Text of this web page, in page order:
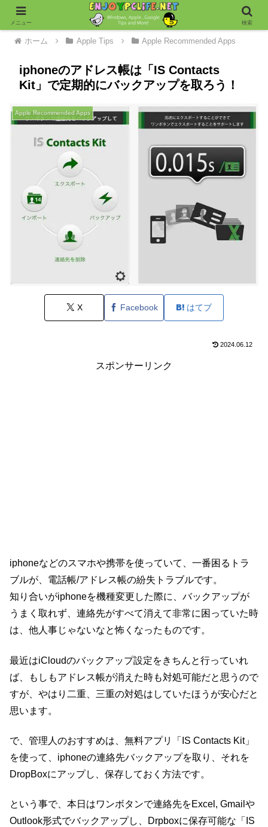
ホーム Apple Tips Apple Recommended Apps
iphoneのアドレス帳は「IS Contacts
Kit」で定期的にバックアップを取ろう！
Apple Recommended Apps
X Facebook はてブ
2024.06.12
スポンサーリンク
iphoneなどのスマホや携帯を使っていて、一番困るトラ
ブルが、電話帳/アドレス帳の紛失トラブルです。
知り合いがiphoneを機種変更した際に、バックアップが
うまく取れず、連絡先がすべて消えて非常に困っていた時
は、他人事じゃないなと怖くなったものです。
最近はiCloudのバックアップ設定をきちんと行っていれ
ば、もしもアドレス帳が消えた時も対処可能だと思うので
すが、やはり二重、三重の対処はしていたほうが安心だと
思います。
で、管理人のおすすめは、無料アプリ「IS Contacts Kit」
を使って、iphoneの連絡先バックアップを取り、それを
DropBoxにアップし、保存しておく方法です。
という事で、本日はワンボタンで連絡先をExcel, Gmailや
Outlook形式でバックアップし、Drpboxに保存可能な「IS
メニュー 検索